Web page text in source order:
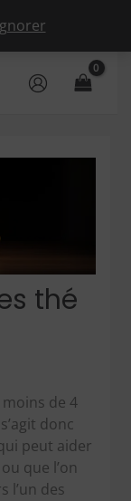
thé
de 4
donc
peut aider
que l’on
l’un des